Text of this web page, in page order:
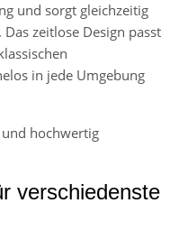
und sorgt gleichzeitig
zeitlose Design passt
in jede Umgebung
hochwertig
verschiedenste